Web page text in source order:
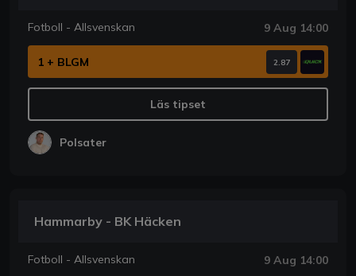
Fotboll - Allsvenskan 9 Aug 14:00
1 + BLGM 2.87
Läs tipset
Polsater
Hammarby - BK Häcken
Fotboll - Allsvenskan 9 Aug 14:00